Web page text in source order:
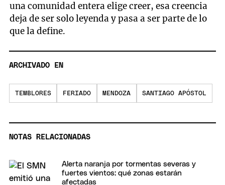
una comunidad entera elige creer, esa creencia
deja de ser solo leyenda y pasa a ser parte de lo
que la define.
ARCHIVADO EN
TEMBLORES FERIADO MENDOZA SANTIAGO APÓSTOL
NOTAS RELACIONADAS
Alerta naranja por tormentas severas y
fuertes vientos: qué zonas estarán
afectadas